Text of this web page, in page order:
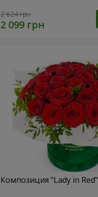
2 624 грн
Композиция "Lady in Red"